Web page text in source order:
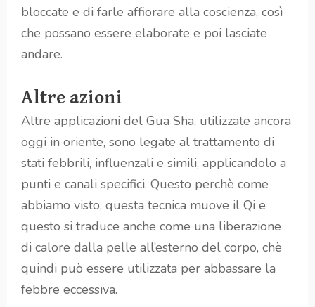
bloccate e di farle affiorare alla coscienza, così
che possano essere elaborate e poi lasciate
andare.
Altre azioni
Altre applicazioni del Gua Sha, utilizzate ancora
oggi in oriente, sono legate al trattamento di
stati febbrili, influenzali e simili, applicandolo a
punti e canali specifici. Questo perchè come
abbiamo visto, questa tecnica muove il Qi e
questo si traduce anche come una liberazione
di calore dalla pelle all’esterno del corpo, chè
quindi può essere utilizzata per abbassare la
febbre eccessiva.